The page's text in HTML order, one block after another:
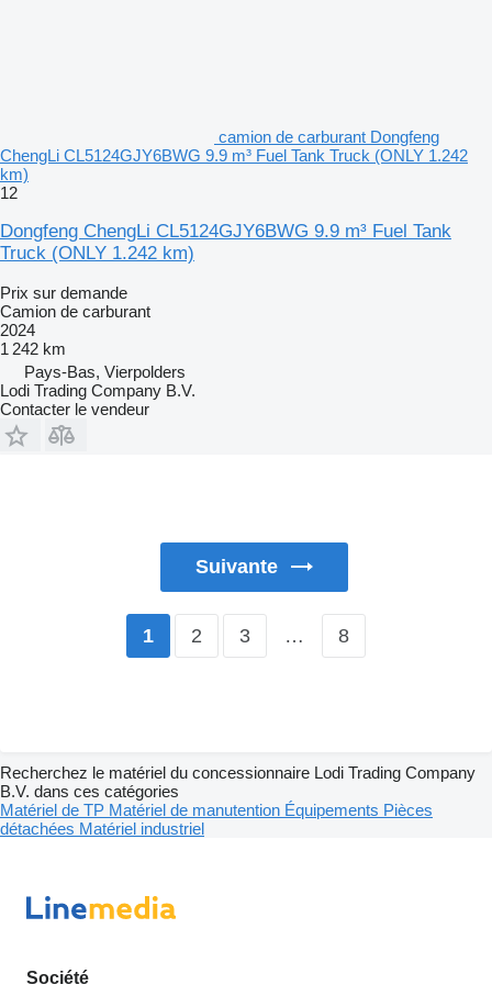
camion de carburant Dongfeng
ChengLi CL5124GJY6BWG 9.9 m³ Fuel Tank Truck (ONLY 1.242
km)
12
Dongfeng ChengLi CL5124GJY6BWG 9.9 m³ Fuel Tank
Truck (ONLY 1.242 km)
Prix sur demande
Camion de carburant
2024
1 242 km
Pays-Bas, Vierpolders
Lodi Trading Company B.V.
Contacter le vendeur
Suivante
1 2 3 … 8
Recherchez le matériel du concessionnaire Lodi Trading Company
B.V. dans ces catégories
Matériel de TP Matériel de manutention Équipements Pièces
détachées Matériel industriel
Société